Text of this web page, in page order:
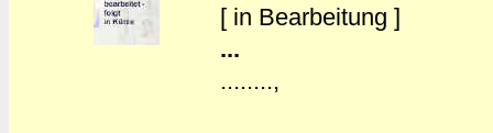
[ in Bearbeitung ]
...
........,